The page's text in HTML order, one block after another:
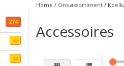
274
35
40
Home / Ons assortiment/
Accessoires